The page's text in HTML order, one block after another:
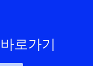
로가기